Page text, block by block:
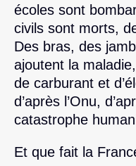
écoles sont
civils sont morts,
Des bras, des
ajoutent la
de carburant et
d’après l’Onu,
catastrophe
Et que fait la